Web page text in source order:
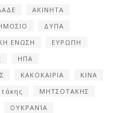
ΑΚΙΝΗΤΑ
ΔΥΠΑ
ΕΝΩΣΗ
ΕΥΡΩΠΗ
ΗΠΑ
ΚΑΚΟΚΑΙΡΙΑ
ΚΙΝΑ
ΜΗΤΣΟΤΑΚΗΣ
ΟΥΚΡΑΝΊΑ